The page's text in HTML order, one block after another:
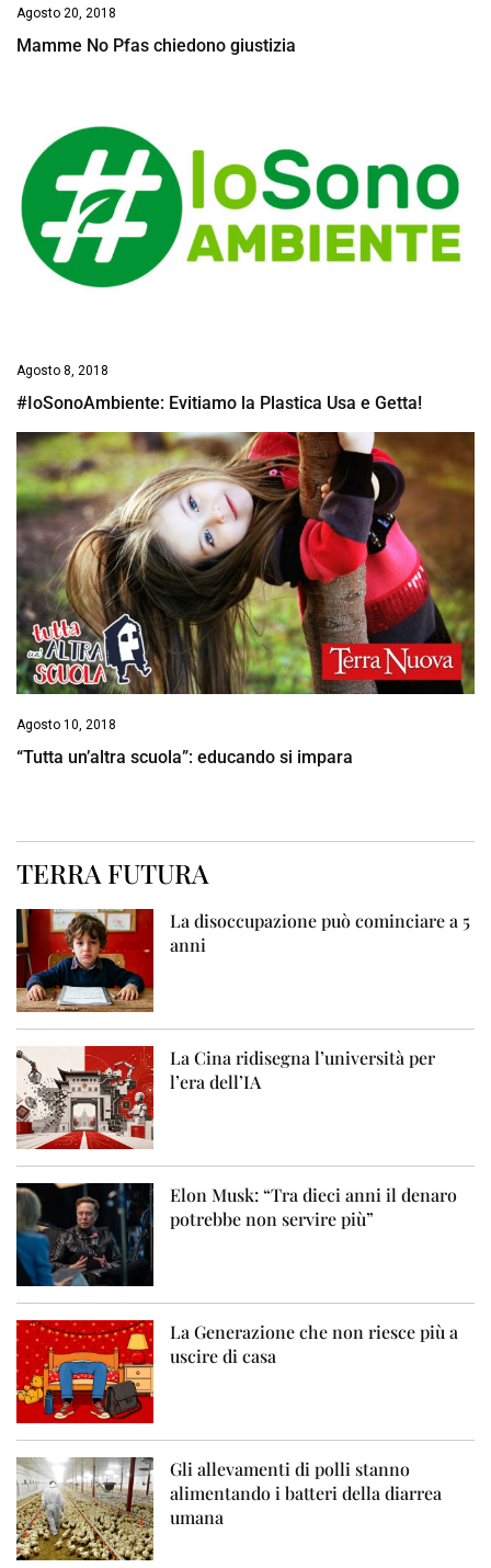
Agosto 20, 2018
Mamme No Pfas chiedono giustizia
Agosto 8, 2018
#IoSonoAmbiente: Evitiamo la Plastica Usa e Getta!
Agosto 10, 2018
“Tutta un’altra scuola”: educando si impara
TERRA FUTURA
La disoccupazione può cominciare a 5
anni
La Cina ridisegna l’università per
l’era dell’IA
Elon Musk: “Tra dieci anni il denaro
potrebbe non servire più”
La Generazione che non riesce più a
uscire di casa
Gli allevamenti di polli stanno
alimentando i batteri della diarrea
umana